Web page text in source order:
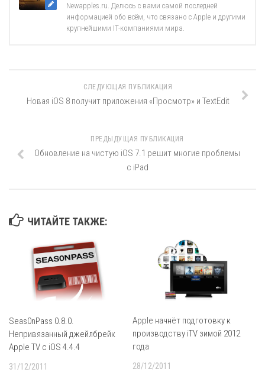
Newapples.ru. Делюсь с вами самой последней
информацией обо всём, что связано с Apple и другими
крупнейшими IT-компаниями мира.
СЛЕДУЮЩАЯ ПУБЛИКАЦИЯ
Новая iOS 8 получит приложения «Просмотр» и TextEdit
ПРЕДЫДУЩАЯ ПУБЛИКАЦИЯ
Обновление на чистую iOS 7.1 решит многие проблемы
с iPad
ЧИТАЙТЕ ТАКЖЕ:
Seas0nPass 0.8.0.
Непривязанный джейлбрейк
Apple TV с iOS 4.4.4
31/12/2011
Apple начнёт подготовку к
производству iTV зимой 2012
года
28/12/2011